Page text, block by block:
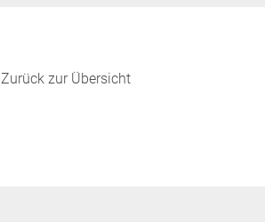
Zurück zur Übersicht